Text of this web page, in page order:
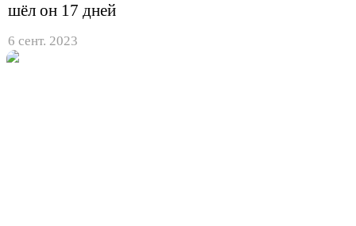
шёл он 17 дней
6 сент. 2023